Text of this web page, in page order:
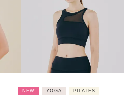
NEW YOGA PILATES